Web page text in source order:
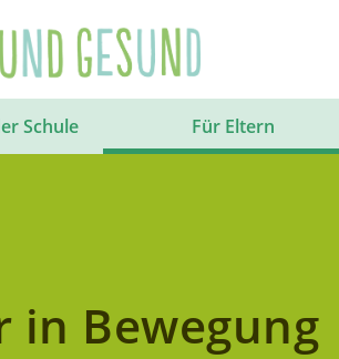
Schule Für Eltern
in Bewegung